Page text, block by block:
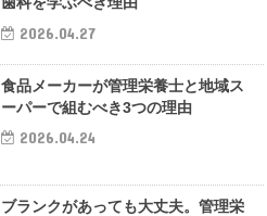
2026.04.27
食品メーカーが管理栄養士と地域ス
ーパーで組むべき3つの理由
2026.04.24
ブランクがあっても大丈夫。管理栄